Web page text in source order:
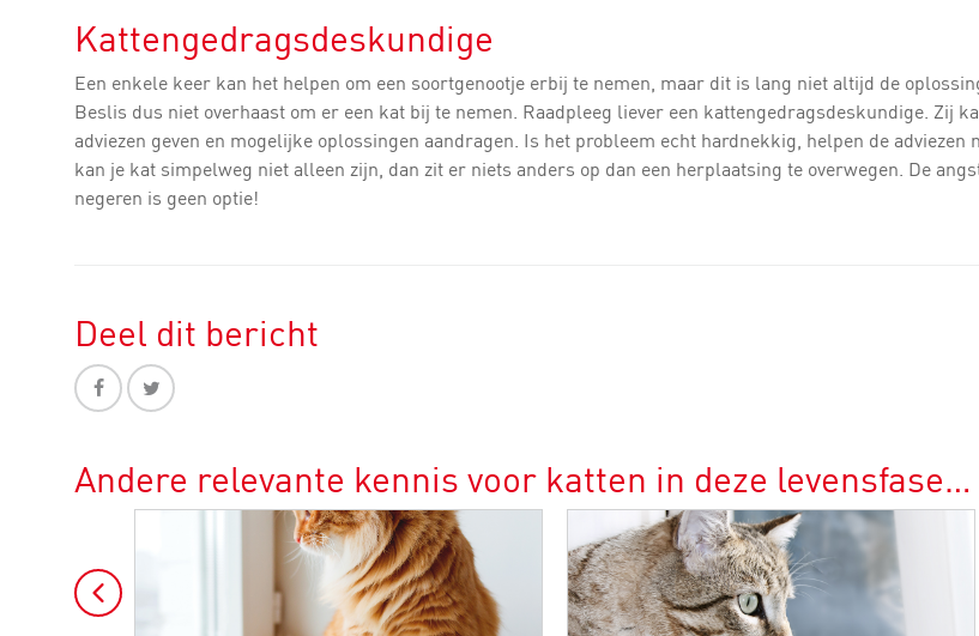
Kattengedragsdeskundige
Een enkele keer kan het helpen om een soortgenootje erbij te nemen, maar dit is lang niet altijd de
Beslis dus niet overhaast om er een kat bij te nemen. Raadpleeg liever een kattengedragsdeskundige. Zij
adviezen geven en mogelijke oplossingen aandragen. Is het probleem echt hardnekkig, helpen de adviezen
kan je kat simpelweg niet alleen zijn, dan zit er niets anders op dan een herplaatsing te overwegen. De
negeren is geen optie!
Deel dit bericht
Andere relevante kennis voor katten in deze levensfase…